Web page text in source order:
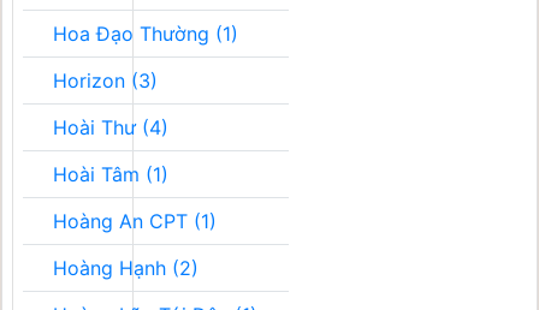
Hoa Đạo Thường (1)
Horizon (3)
Hoài Thư (4)
Hoài Tâm (1)
Hoàng An CPT (1)
Hoàng Hạnh (2)